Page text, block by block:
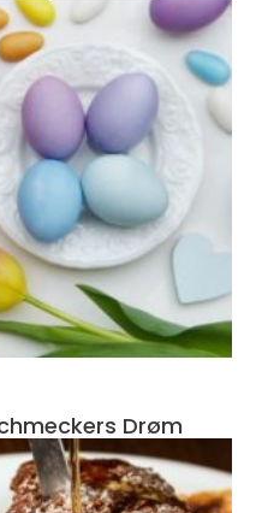
Drøm